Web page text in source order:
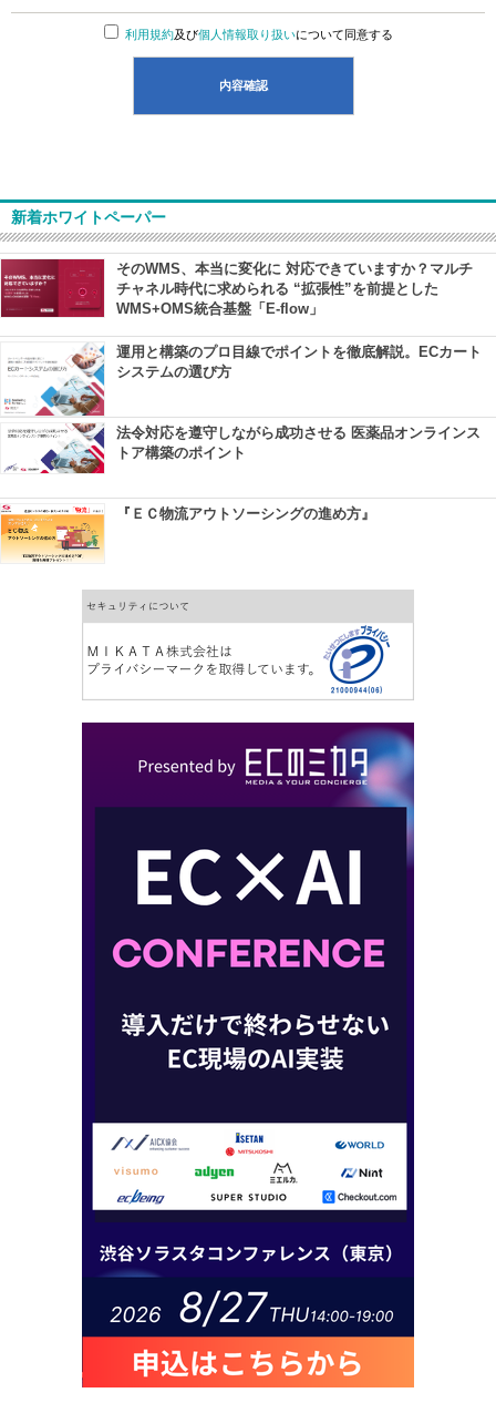
利用規約及び個人情報取り扱いについて同意する
新着ホワイトペーパー
そのWMS、本当に変化に 対応できていますか？マルチ
チャネル時代に求められる “拡張性”を前提とした
WMS+OMS統合基盤「E-flow」
運用と構築のプロ目線でポイントを徹底解説。ECカート
システムの選び方
法令対応を遵守しながら成功させる 医薬品オンラインス
トア構築のポイント
『ＥＣ物流アウトソーシングの進め方』